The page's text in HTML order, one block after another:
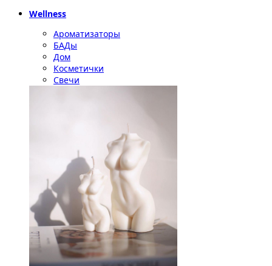
Wellness
Ароматизаторы
БАДы
Дом
Косметички
Свечи